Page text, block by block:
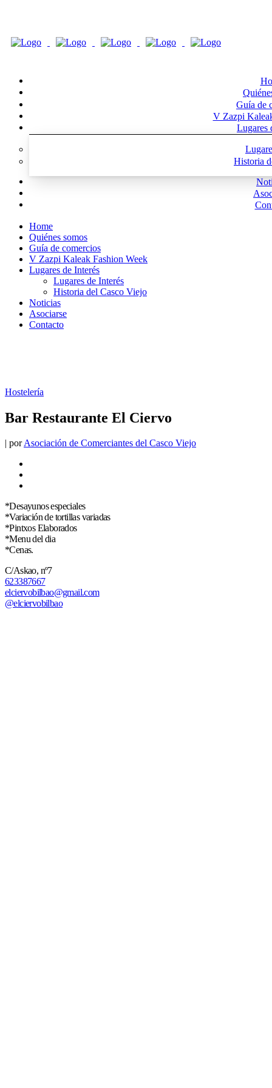
Guía de
V Zazpi
Lugares
Historia
Home
Quiénes somos
Guía de comercios
V Zazpi Kaleak Fashion Week
Lugares de Interés
Lugares de Interés
Historia del Casco Viejo
Noticias
Asociarse
Contacto
Hostelería
Bar Restaurante El Ciervo
| porAsociación de Comerciantes del Casco Viejo
*Desayunos especiales
*Variación de tortillas variadas
*Pintxos Elaborados
*Menu del dia
*Cenas.
C/Askao, nº7
623387667
elciervobilbao@gmail.com
@elciervobilbao